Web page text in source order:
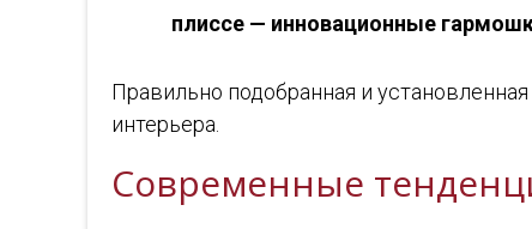
плиссе — инновационные
Правильно подобранная и
интерьера.
Современные